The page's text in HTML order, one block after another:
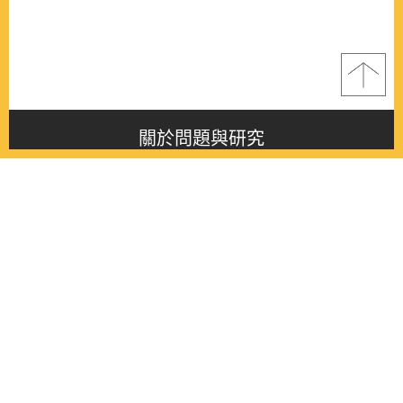
關於問題與研究
About this journal